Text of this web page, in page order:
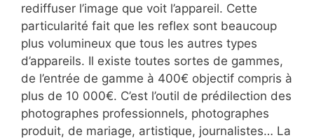
rediffuser l’image que voit l’appareil. Cette
particularité fait que les reflex sont beaucoup
plus volumineux que tous les autres types
d’appareils. Il existe toutes sortes de gammes,
de l’entrée de gamme à 400€ objectif compris à
plus de 10 000€. C’est l’outil de prédilection des
photographes professionnels, photographes
produit, de mariage, artistique, journalistes… La